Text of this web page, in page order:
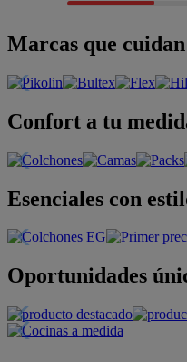
Marcas que cuidan
Confort a tu
Esenciales con
Oportunidades